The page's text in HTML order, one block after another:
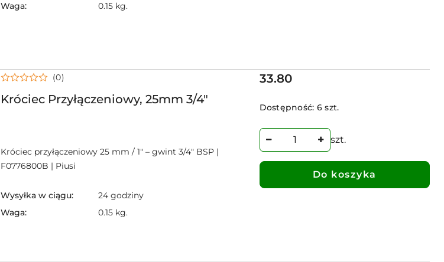
Waga:
0.15 kg.
Króciec Przyłączeniowy, 25mm 3/4"
(0)
Króciec przyłączeniowy 25 mm / 1" – gwint 3/4" BSP |
F0776800B | Piusi
Wysyłka w ciągu:
24 godziny
Waga:
0.15 kg.
Cena:
33.80
Dostępność: 6 szt.
szt.
Do koszyka